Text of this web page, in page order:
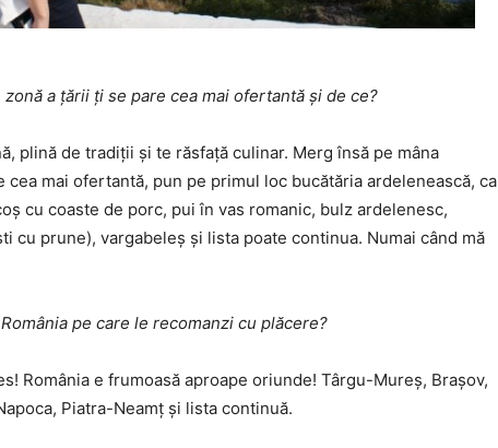
a țării ți se pare cea mai ofertantă și de ce?
plină de tradiții și te răsfață culinar. Merg însă pe mâna
cea mai ofertantă, pun pe primul loc bucătăria ardelenească, ca
cu coaste de porc, pui în vas romanic, bulz ardelenesc,
cu prune), vargabeleș și lista poate continua. Numai când mă
pe care le recomanzi cu plăcere?
România e frumoasă aproape oriunde! Târgu-Mureș, Brașov,
Piatra-Neamț și lista continuă.